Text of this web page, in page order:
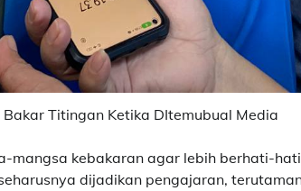
Titingan Ketika DItemubual Media
mangsa kebakaran agar lebih berhati-
dijadikan pengajaran,